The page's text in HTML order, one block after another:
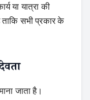
या यात्रा की
सभी प्रकार के
जाता है।